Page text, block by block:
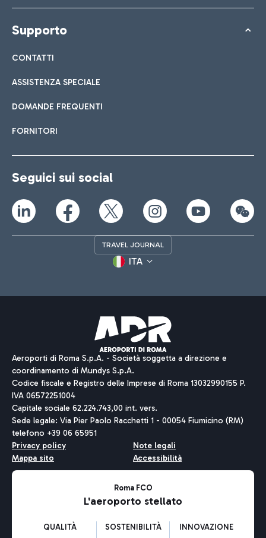
Supporto
CONTATTI
ASSISTENZA SPECIALE
DOMANDE FREQUENTI
FORNITORI
Seguici sui social
TRAVEL JOURNAL
ITA
Aeroporti di Roma S.p.A. - Società soggetta a direzione e
coordinamento di Mundys S.p.A.
Codice fiscale e Registro delle Imprese di Roma 13032990155 P.
IVA 06572251004
Capitale sociale 62.224.743,00 int. vers.
Sede legale: Via Pier Paolo Racchetti 1 - 00054 Fiumicino (RM)
telefono +39 06 65951
Privacy policy
Note legali
Mappa sito
Accessibilità
Roma FCO
L'aeroporto stellato
QUALITÀ SOSTENIBILITÀ INNOVAZIONE